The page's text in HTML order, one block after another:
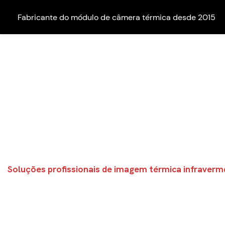
Fabricante do módulo de câmera térmica desde 2015
Soluções profissionais de imagem térmica